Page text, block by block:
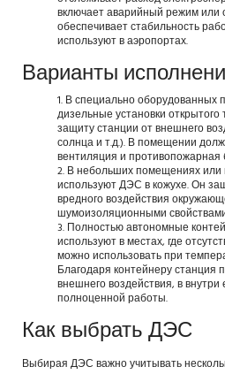
включает аварийный режим или
обеспечивает стабильность
используют в аэропортах.
Варианты
В специально оборудованных
дизельные установки
защиту станции от внешнего
солнца и т.д.). В помещении
вентиляция и противопожарная
В небольших помещениях или
используют ДЭС в кожухе. Он
вредного воздействия
шумоизоляционными
Полностью автономные
используют в местах, где
можно использовать при
Благодаря контейнеру
внешнего воздействия, в
полноценной работы.
Как выбрать ДЭС
Выбирая ДЭС важно учитывать